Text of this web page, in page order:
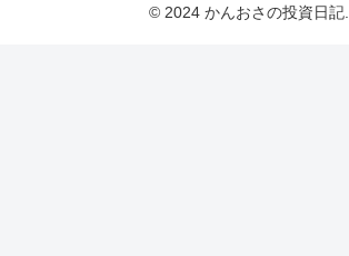
© 2024 かんおさの投資日記.